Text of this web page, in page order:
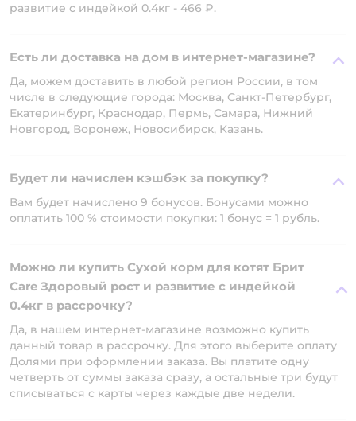
развитие с индейкой 0.4кг - 466 ₽.
Есть ли доставка на дом в интернет-магазине?
Да, можем доставить в любой регион России, в том
числе в следующие города: Москва, Санкт-Петербург,
Екатеринбург, Краснодар, Пермь, Самара, Нижний
Новгород, Воронеж, Новосибирск, Казань.
Будет ли начислен кэшбэк за покупку?
Вам будет начислено 9 бонусов. Бонусами можно
оплатить 100 % стоимости покупки: 1 бонус = 1 рубль.
Можно ли купить Сухой корм для котят Брит
Care Здоровый рост и развитие с индейкой
0.4кг в рассрочку?
Да, в нашем интернет-магазине возможно купить
данный товар в рассрочку. Для этого выберите оплату
Долями при оформлении заказа. Вы платите одну
четверть от суммы заказа сразу, а остальные три будут
списываться с карты через каждые две недели.